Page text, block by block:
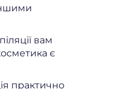
вам
є
практично